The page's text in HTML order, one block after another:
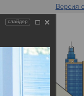
Версия
слайдер